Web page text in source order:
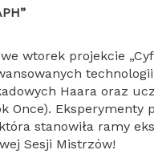
wtorek projekcie
Haara oraz
Once).
stanowiła ramy
Sesji Mistrzów!